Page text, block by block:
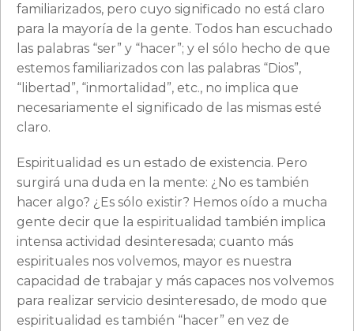
familiarizados, pero cuyo significado no está claro
para la mayoría de la gente. Todos han escuchado
las palabras “ser” y “hacer”; y el sólo hecho de que
estemos familiarizados con las palabras “Dios”,
“libertad”, “inmortalidad”, etc., no implica que
necesariamente el significado de las mismas esté
claro.
Espiritualidad es un estado de existencia. Pero
surgirá una duda en la mente: ¿No es también
hacer algo? ¿Es sólo existir? Hemos oído a mucha
gente decir que la espiritualidad también implica
intensa actividad desinteresada; cuanto más
espirituales nos volvemos, mayor es nuestra
capacidad de trabajar y más capaces nos volvemos
para realizar servicio desinteresado, de modo que
espiritualidad es también “hacer” en vez de